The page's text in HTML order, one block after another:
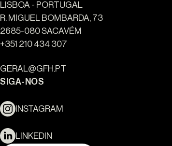
LISBOA - PORTUGAL
R. MIGUEL BOMBARDA, 73
2685-080 SACAVÉM
+351 210 434 307
GERAL@GFH.PT
SIGA-NOS
INSTAGRAM
LINKEDIN